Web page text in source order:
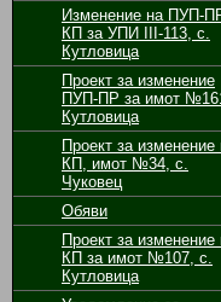
Изменение на ПУП-
КП за УПИ ІІІ-113, с.
Кутловица
Проект за изменение
ПУП-ПР за имот
Кутловица
Проект за изменение
КП, имот №34, с.
Чуковец
Обяви
Проект за изменение
КП за имот №107, с.
Кутловица